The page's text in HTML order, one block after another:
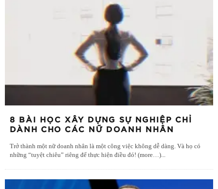
8 BÀI HỌC XÂY DỰNG SỰ NGHIỆP CHỈ
DÀNH CHO CÁC NỮ DOANH NHÂN
Trở thành một nữ doanh nhân là một công việc không dễ dàng. Và họ có
những “tuyệt chiêu” riêng để thực hiện điều đó! (more…)...